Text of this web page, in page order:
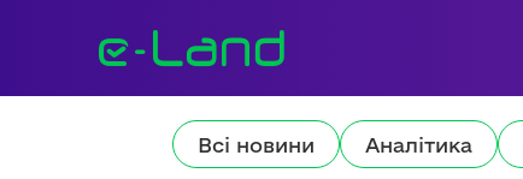
Всі новини Аналітика